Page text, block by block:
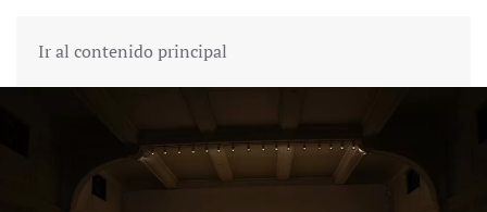
Ir al contenido principal